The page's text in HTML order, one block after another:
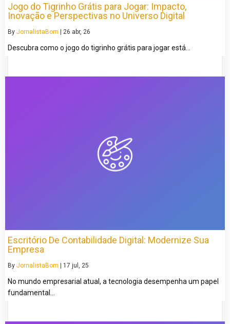
Jogo do Tigrinho Grátis para Jogar: Impacto,
Inovação e Perspectivas no Universo Digital
By JornalistaBom | 26 abr, 26
Descubra como o jogo do tigrinho grátis para jogar está…
Escritório De Contabilidade Digital: Modernize Sua
Empresa
By JornalistaBom 17 jul, 25
No mundo empresarial atual, a tecnologia desempenha um papel
fundamental…